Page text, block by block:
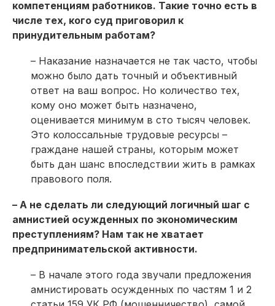
компетенциям работников. Такие точно есть в
числе тех, кого суд приговорил к
принудительным работам?
– Наказание назначается не так часто, чтобы
можно было дать точный и объективный
ответ на ваш вопрос. Но количество тех,
кому оно может быть назначено,
оценивается минимум в сто тысяч человек.
Это колоссальные трудовые ресурсы –
граждане нашей страны, которым может
быть дан шанс впоследствии жить в рамках
правового поля.
– А не сделать ли следующий логичный шаг с
амнистией осужденных по экономическим
преступлениям? Нам так не хватает
предпринимательской активности.
– В начале этого года звучали предложения
амнистировать осужденных по частям 1 и 2